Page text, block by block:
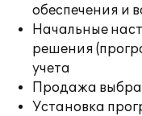
обеспечения и
Начальные
решения
учета
Продажа
Установка